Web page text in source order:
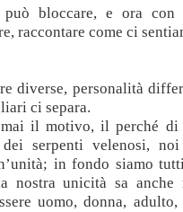
bloccare, e ora con
raccontare come ci
diverse, personalità
ci separa.
il motivo, il perché di
serpenti velenosi,
in fondo siamo
nostra unicità sa anche
uomo, donna, adulto,